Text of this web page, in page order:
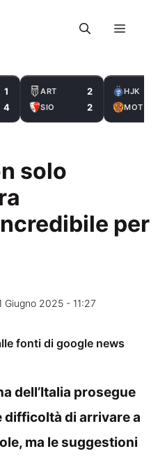
Menu
1
4
ART 2
SIO 2
HJK
MOT
solo
per
Giugno 2025 - 11:27
fonti di google news
dell’Italia prosegue
difficoltà di arrivare a
ma le suggestioni